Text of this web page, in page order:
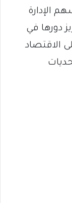
الإدارة
دورها في
الاقتصاد